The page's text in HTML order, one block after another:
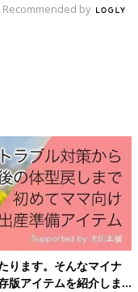
Recommended by
ります。そんなマイナ
版アイテムを紹介しま